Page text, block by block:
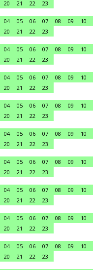
20 21 22
23
04 05 06 07 08 09 10
20 21 22
23
04 05 06 07 08 09 10
20 21 22
23
04 05 06 07 08 09 10
20 21 22
23
04 05 06 07 08 09 10
20 21 22
23
04 05 06 07 08 09 10
20 21 22
23
04 05 06 07 08 09 10
20 21 22
23
04 05 06 07 08 09 10
20 21 22
23
04 05 06 07 08 09 10
20 21 22
23
04 05 06 07 08 09 10
20 21 22
23